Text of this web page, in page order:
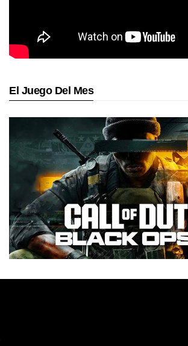
El Juego Del Mes